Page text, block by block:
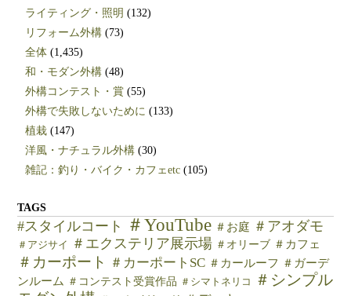
ライティング・照明 (132)
リフォーム外構 (73)
全体 (1,435)
和・モダン外構 (48)
外構コンテスト・賞 (55)
外構で失敗しないために (133)
植栽 (147)
洋風・ナチュラル外構 (30)
雑記：釣り・バイク・カフェetc (105)
TAGS
#スタイルコート ＃YouTube ＃お庭 ＃アオダモ
＃アジサイ ＃エクステリア展示場 ＃オリーブ ＃カフェ
＃カーポート ＃カーポートSC ＃カールーフ ＃ガーデ
ンルーム ＃コンテスト受賞作品 ＃シマトネリコ
＃シンプル